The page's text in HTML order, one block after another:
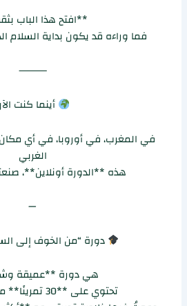
**افتح هذا الباب
فما وراءه قد يكون بداية السلام
⸻
أينما كنت
في المغرب، في أوروبا، في أي
الغربي
هذه **الدورة أونلاين**،
—
دورة “من الخوف إلى
هي دورة **عميقة
تحتوي على **30 تمرينًا** مدروسًا بدقة،